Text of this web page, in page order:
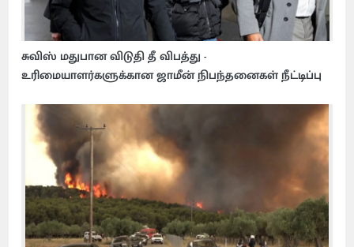
சுவிஸ் மதுபான விடுதி தீ விபத்து -
உரிமையாளர்களுக்கான ஜாமீன் நிபந்தனைகள் நீட்டிப்பு